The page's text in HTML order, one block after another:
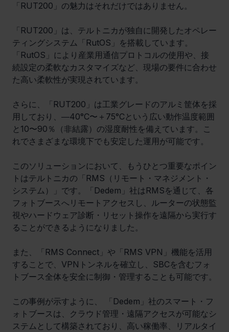
「RUT200」の魅力はそれだけではありません。
「RUT200」は、テルトニカが独自に開発したオペレー
ティングシステム「RutOS」を搭載しています。
「RutOS」により産業用通信プロトコルの使用や、接
続設定の柔軟なカスタマイズなど、現場の要件に合わせ
た高い柔軟性が実現されています。
さらに、「RUT200」は工業グレードのアルミ筐体を採
用しており、―40°C〜＋75°Cという広い動作温度範囲
と10〜90％（非結露）の湿度耐性を備えています。こ
れでさまざまな環境下でも安定した運用が可能です。
このソリューションにおいて、もうひとつ重要なポイン
トはテルトニカの「RMS（リモート・マネジメント・
システム）」です。「Dedem」社はRMSを通じて、各
フォトブースへリモートアクセスし、ルーターの状態監
視やハードウェア診断・リセット操作を遠隔から実行す
ることができるようになりました。
また、「RMS Connect」や「RMS VPN」機能を活用
することで、VPNトンネルを確立し、SBCを含むフォ
トブース全体を安全に制御・管理することも可能です。
この事例が示すように、 「Dedem」社のスマート・フ
ォトブースは、クラウド管理・遠隔アクセスが可能なシ
ステムとして構築されており、高い稼働率、リアルタイ